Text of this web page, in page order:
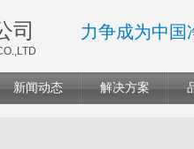
司 力争成为中国
新闻动态 解决方案